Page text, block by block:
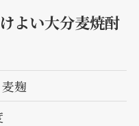
よい大分麦焼酎
麹